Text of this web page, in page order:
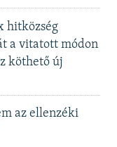
hitközség
a vitatott módon
köthető új
az ellenzéki